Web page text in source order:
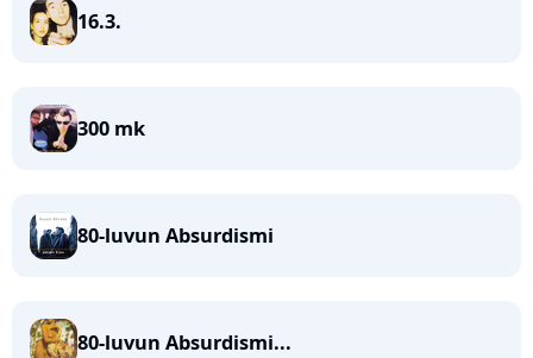
16.3.
300 mk
80-luvun Absurdismi
80-luvun Absurdismi...